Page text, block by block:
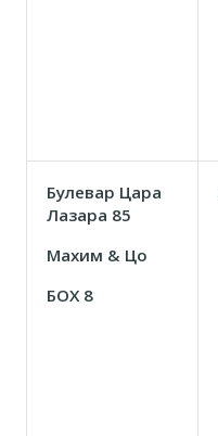
Булевар Цара
Лазара 85
Маxим & Цо
БОX 8